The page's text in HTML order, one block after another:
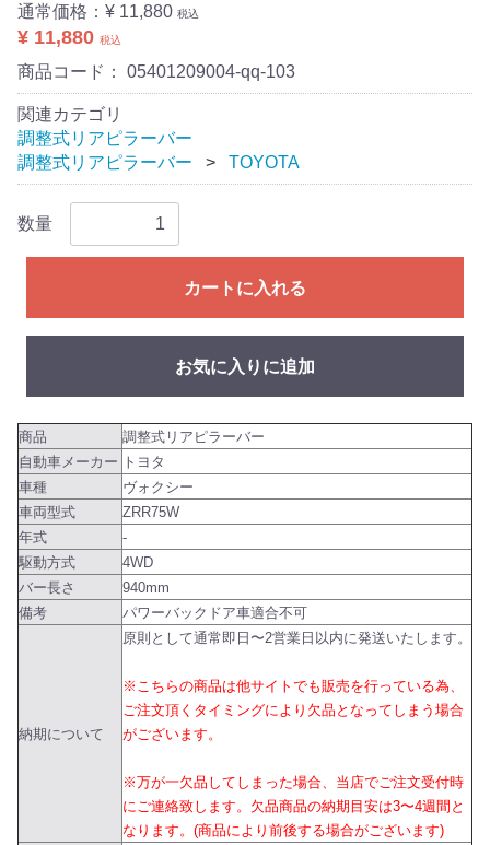
通常価格： ¥ 11,880 税込
¥ 11,880 税込
商品コード： 05401209004-qq-103
関連カテゴリ
調整式リアピラーバー
調整式リアピラーバー
TOYOTA
数量
カートに入れる
お気に入りに追加
商品
調整式リアピラーバー
自動車メーカー トヨタ
車種
ヴォクシー
車両型式
ZRR75W
年式
-
駆動方式
4WD
バー長さ
940mm
備考
パワーバックドア車適合不可
納期について
原則として通常即日〜2営業日以内に発送いたします。
※こちらの商品は他サイトでも販売を行っている為、
ご注文頂くタイミングにより欠品となってしまう場合
がございます。
※万が一欠品してしまった場合、当店でご注文受付時
にご連絡致します。欠品商品の納期目安は3〜4週間と
なります。(商品により前後する場合がございます)